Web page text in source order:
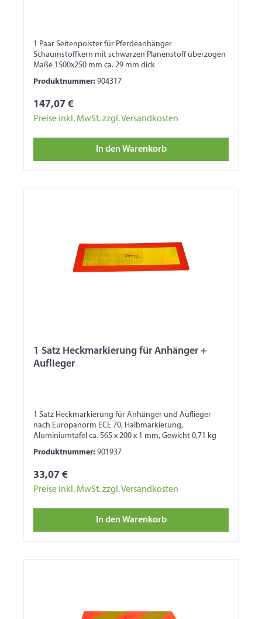
1 Paar Seitenpolster für Pferdeanhänger
Schaumstoffkern mit schwarzen Planenstoff überzogen
Maße 1500x250 mm ca. 29 mm dick
Produktnummer: 904317
147,07 €
Preise inkl. MwSt. zzgl. Versandkosten
In den Warenkorb
1 Satz Heckmarkierung für Anhänger +
Auflieger
1 Satz Heckmarkierung für Anhänger und Auflieger
nach Europanorm ECE 70, Halbmarkierung,
Aluminiumtafel ca. 565 x 200 x 1 mm, Gewicht 0,71 kg
Produktnummer: 901937
33,07 €
Preise inkl. MwSt. zzgl. Versandkosten
In den Warenkorb